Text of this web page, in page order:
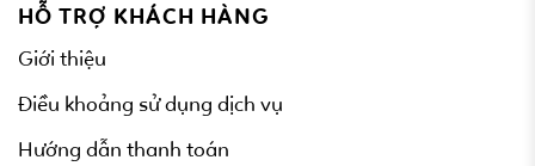
HỖ TRỢ KHÁCH HÀNG
Giới thiệu
Điều khoảng sử dụng dịch vụ
Hướng dẫn thanh toán